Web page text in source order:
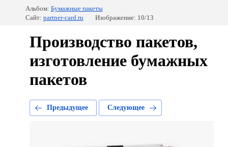
Альбом: Бумажные пакеты
Сайт: partner-card.ru Изображение: 10/13
Производство пакетов,
изготовление бумажных
пакетов
Предыдущее Следующее